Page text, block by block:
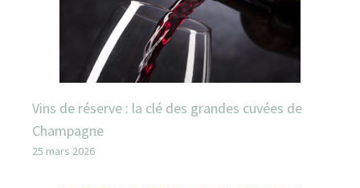
Vins de réserve : la clé des grandes cuvées de
Champagne
25 mars 2026